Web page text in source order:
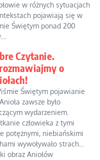
w różnych sytuacjach
pojawiają się w
Świętym ponad 200
Czytanie.
o
Świętym pojawianie
zawsze było
wydarzeniem.
człowieka z tymi
potężnymi, niebiańskimi
wywoływało strach…
obraz Aniołów